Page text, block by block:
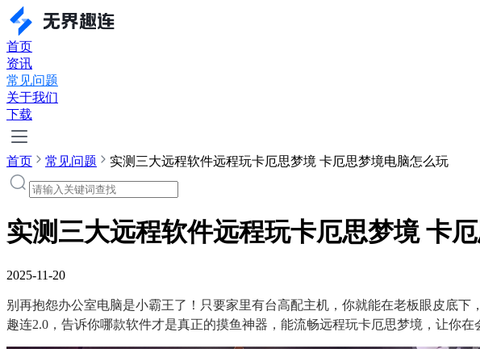
首页
资讯
常见问题
关于我们
下载
首页 常见问题 实测三大远程软件远程玩卡厄思梦境 卡厄思梦境电脑怎么玩
实测三大远程软件远程玩卡厄思梦境 卡
2025-11-20
别再抱怨办公室电脑是小霸王了！只要家里有台高配主机，你就能在老板眼皮底
趣连2.0，告诉你哪款软件才是真正的摸鱼神器，能流畅远程玩卡厄思梦境，让你在